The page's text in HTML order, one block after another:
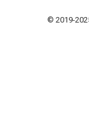
© 2019-